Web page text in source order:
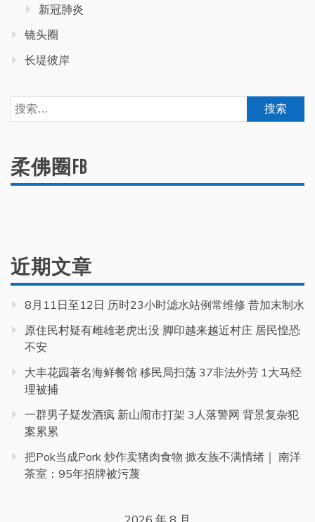
新冠肺炎
镜头圈
长堤彼岸
搜
索：
柔佛圈FB
近期文章
8月11日至12日 历时23小时滤水站例常维修 昔加末制水
原住民村疑有雌雄老虎出没 脚印越来越近村庄 居民惶恐
不安
大丰花园著名海鲜餐馆 移民局扫荡 37非法外劳 1大马经
理被捕
一群男子疑发酒疯 新山闹市打架 3人落警网 背景复杂犯
案累累
把Pok当成Pork 炒作卖猪肉食物 掀友族不满情绪｜ 南洋
茶室：95年招牌被污蔑
2026 年 8 月